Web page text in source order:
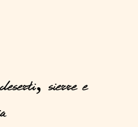
sierre e